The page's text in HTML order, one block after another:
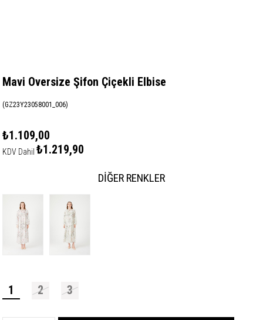
Mavi Oversize Şifon Çiçekli Elbise
(GZ23Y23058001_006)
₺1.109,00
KDV Dahil ₺1.219,90
DIĞER RENKLER
1 2 3